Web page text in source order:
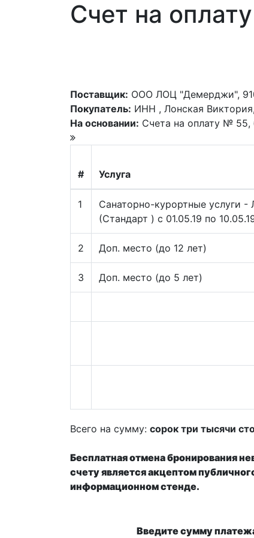
Счет на
Поставщик: ООО ЛОЦ "Демерджи",
Покупатель: ИНН , Лонская
На основании: Счета на оплату №
# Услуга
1
Cанаторно-курортные услуги -
(Стандарт ) c 01.05.19 по
2 Доп. место (до 12 лет)
3 Доп. место (до 5 лет)
Всего на сумму: сорок три тысячи
Бесплатная отмена бронирования
счету является акцептом
информационном стенде.
Введите сумму